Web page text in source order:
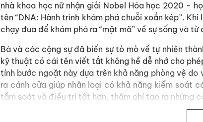
nhà khoa học nữ nhận giải Nobel Hóa học 2020 -
tên “DNA: Hành trình khám phá chuỗi xoắn kép”.
chạy đua để khám phá ra “mật mã” về sự sống và
Bà và các cộng sự đã biến sự tò mò về tự nhiên
kỹ thuật có cái tên viết tắt không hề dễ nhớ cho
tính bước ngoặt này dựa trên khả năng phòng vệ
ra cánh cửa giúp nhân loại có khả năng kiểm soát
tầm soát và điều trị tốt hơn, thậm chí tạo ra những
Sự phát triển của CRISPR và cuộc chạy đua để